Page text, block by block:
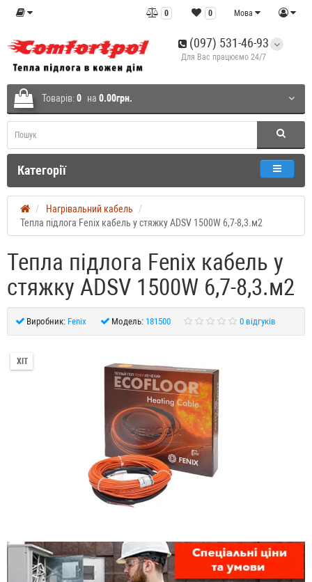
Мова
0
0
(097) 531-46-93
Для Вас працюємо 24/7
Товарів:0 на 0.00грн.
Категорії
Нагрівальний кабель
Тепла підлога Fenix кабель у стяжку ADSV 1500W 6,7-8,3.м2
Тепла підлога Fenix кабель у
стяжку ADSV 1500W 6,7-8,3.м2
Виробник: Fenix Модель: 181500 0 відгуків
ХІТ